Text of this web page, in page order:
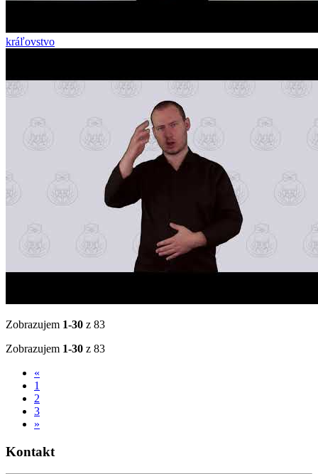
kráľovstvo
Zobrazujem 1-30 z 83
Zobrazujem 1-30 z 83
«
1
2
3
»
Kontakt